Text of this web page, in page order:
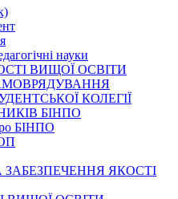
науки
ВИЩОЇ ОСВІТИ
КОЛЕГІЇ
БІНПО
БІНПО
ЯКОСТІ